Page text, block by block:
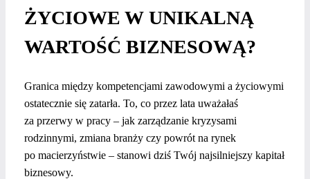
ŻYCIOWE W UNIKALNĄ
WARTOŚĆ BIZNESOWĄ?
Granica między kompetencjami zawodowymi a życiowymi
ostatecznie się zatarła. To, co przez lata uważałaś
za przerwy w pracy – jak zarządzanie kryzysami
rodzinnymi, zmiana branży czy powrót na rynek
po macierzyństwie – stanowi dziś Twój najsilniejszy kapitał
biznesowy.